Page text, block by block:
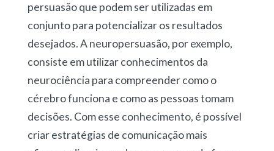
persuasão que podem ser utilizadas em
conjunto para potencializar os resultados
desejados. A neuropersuasão, por exemplo,
consiste em utilizar conhecimentos da
neurociência para compreender como o
cérebro funciona e como as pessoas tomam
decisões. Com esse conhecimento, é possível
criar estratégias de comunicação mais